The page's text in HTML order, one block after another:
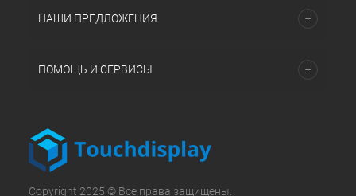
НАШИ ПРЕДЛОЖЕНИЯ
ПОМОЩЬ И СЕРВИСЫ
Copyright 2025 © Все права защищены.